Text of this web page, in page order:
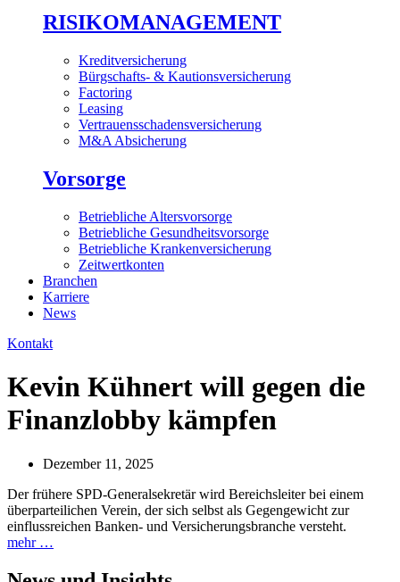
RISIKOMANAGEMENT
Kreditversicherung
Bürgschafts- & Kautionsversicherung
Factoring
Leasing
Vertrauensschadensversicherung
M&A Absicherung
Vorsorge
Betriebliche Altersvorsorge
Betriebliche Gesundheitsvorsorge
Betriebliche Krankenversicherung
Zeitwertkonten
Branchen
Karriere
News
Kontakt
Kevin Kühnert will gegen die
Finanzlobby kämpfen
Dezember 11, 2025
Der frühere SPD-Generalsekretär wird Bereichsleiter bei einem
überparteilichen Verein, der sich selbst als Gegengewicht zur
einflussreichen Banken- und Versicherungsbranche versteht.
mehr …